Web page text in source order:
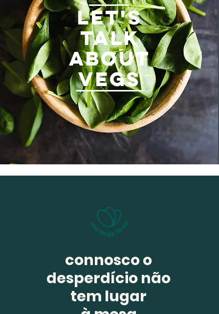
LET'S
TALK
ABOUT
VEGS
connosco o
desperdício não
tem lugar